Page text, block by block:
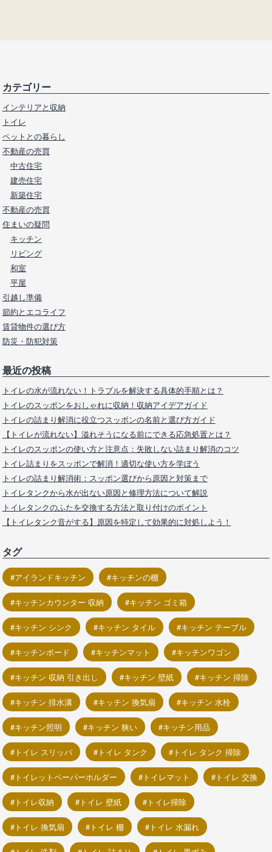
カテゴリー
インテリアと収納
トイレ
ペットとの暮らし
不動産の売買
中古住宅
建売住宅
新築住宅
不動産の売買
住まいの疑問
キッチン
リビング
和室
平屋
引越し準備
節約とエコライフ
賃貸物件の選び方
防災・防犯対策
最近の投稿
トイレの水が流れない！トラブルを解決する具体的手順とは？
トイレのスッポンをおしゃれに収納！収納アイデアガイド
トイレの詰まり解消に役立つスッポンの名前と選び方ガイド
【トイレが流れない】溢れそうになる前にできる応急処置とは？
トイレのスッポンの使い方と注意点：失敗しない詰まり解消のコツ
トイレ詰まりをスッポンで解消！適切な使い方を学ぼう
トイレの詰まり解消術：スッポン選びから原因と対策まで
トイレタンクから水が出ない原因と修理方法について解説
トイレタンクのふたを交換する方法と取り付けのポイント
【トイレタンク音がする】原因を特定して効果的に対処しよう！
タグ
アイランドキッチン キッチンの棚
キッチンカウンター 収納 キッチン ゴミ箱
キッチン シンク キッチン タイル キッチン テーブル
キッチンボード キッチンマット キッチンワゴン
キッチン 収納 引き出し キッチン 壁紙 キッチン 掃除
キッチン 排水溝 キッチン 換気扇 キッチン 水栓
キッチン照明 キッチン 狭い キッチン用品
トイレ スリッパ トイレ タンク トイレ タンク 掃除
トイレットペーパーホルダー トイレマット トイレ 交換
トイレ収納 トイレ 壁紙 トイレ掃除
トイレ 換気扇 トイレ 棚 トイレ 水漏れ